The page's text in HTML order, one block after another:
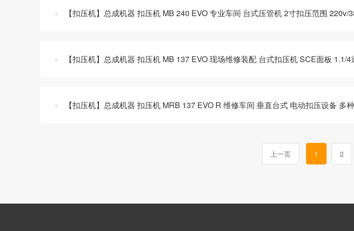
【扣压机】总成机器 扣压机 MB 240 EVO 专业车间 台式压管机 2寸扣压范围
【扣压机】总成机器 扣压机 MB 137 EVO 现场维修装配 台式扣压机 SCE面板 1.1/
【扣压机】总成机器 扣压机 MRB 137 EVO R 维修车间 垂直台式 电动扣压设备 多
上一页 1 2